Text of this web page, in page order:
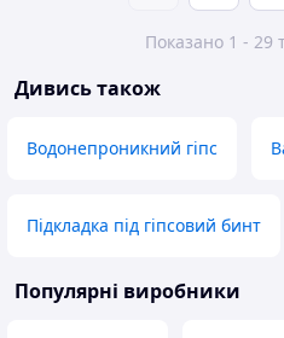
Показано 1 - 29
Дивись також
Водонепроникний гіпс
Підкладка під гіпсовий бинт
Популярні виробники